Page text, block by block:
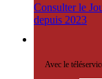
Consulter le
depuis 2023
Avec le